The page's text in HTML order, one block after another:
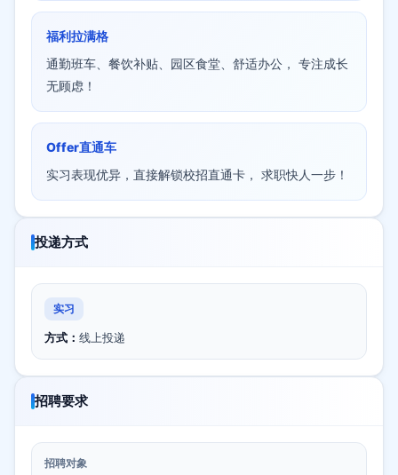
福利拉满格
通勤班车、餐饮补贴、园区食堂、舒适办公， 专注成长
无顾虑！
Offer直通车
实习表现优异，直接解锁校招直通卡， 求职快人一步！
投递方式
实习
方式： 线上投递
招聘要求
招聘对象